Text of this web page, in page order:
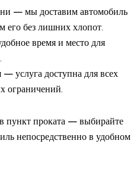
— мы доставим автомобиль
его без лишних хлопот.
время и место для
услуга доступна для всех
ограничений.
пункт проката — выбирайте
непосредственно в удобном